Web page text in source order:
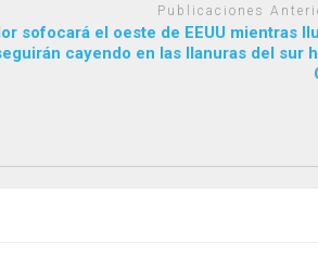
Publicaciones
sofocará el oeste de EEUU mientras
cayendo en las llanuras del sur